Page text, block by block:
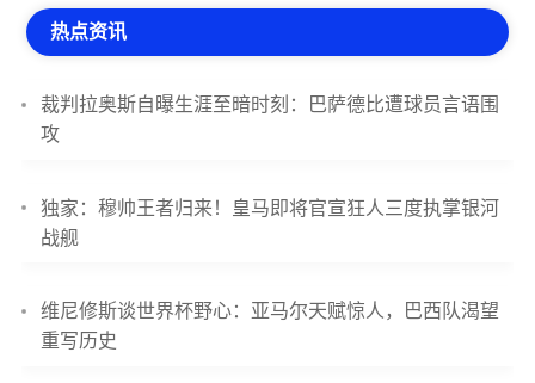
热点资讯
裁判拉奥斯自曝生涯至暗时刻：巴萨德比遭球员言语围
攻
独家：穆帅王者归来！皇马即将官宣狂人三度执掌银河
战舰
维尼修斯谈世界杯野心：亚马尔天赋惊人，巴西队渴望
重写历史